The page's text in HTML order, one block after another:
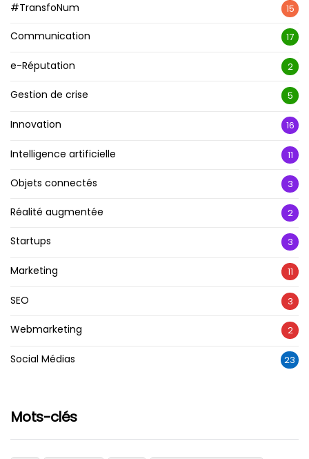
#TransfoNum 15
Communication 17
e-Réputation 2
Gestion de crise 5
Innovation 16
Intelligence artificielle 11
Objets connectés 3
Réalité augmentée 2
Startups 3
Marketing 11
SEO 3
Webmarketing 2
Social Médias 23
Mots-clés